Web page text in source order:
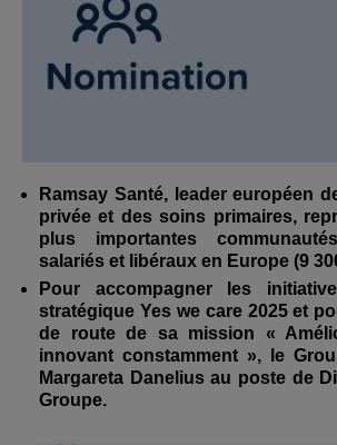
Ramsay Santé, leader européen
privée et des soins primaires,
plus importantes
salariés et libéraux en Europe (9
Pour accompagner les
stratégique Yes we care 2025 et
de route de sa mission «
innovant constamment », le
Margareta Danelius au poste de
Groupe.